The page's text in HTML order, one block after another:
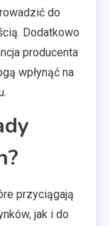
do
Dodatkowo
producenta
wpłynąć na
przyciągają
jak i do